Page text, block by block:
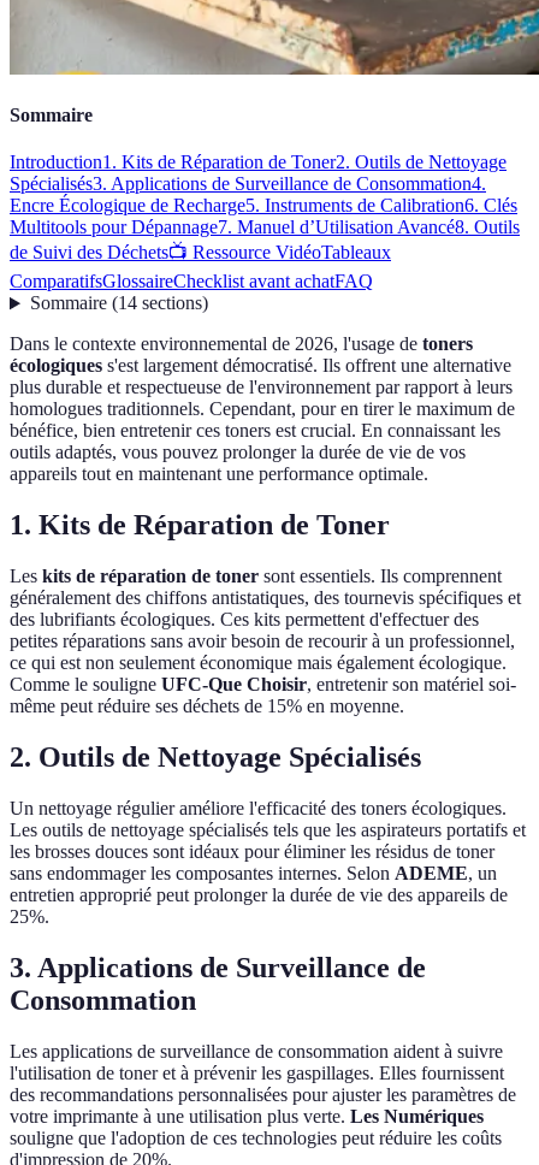
Sommaire
Introduction1. Kits de Réparation de Toner2. Outils de Nettoyage
Spécialisés3. Applications de Surveillance de Consommation4.
Encre Écologique de Recharge5. Instruments de Calibration6. Clés
Multitools pour Dépannage7. Manuel d’Utilisation Avancé8. Outils
de Suivi des Déchets📺 Ressource VidéoTableaux
ComparatifsGlossaireChecklist avant achatFAQ
Sommaire(14 sections)
Dans le contexte environnemental de 2026, l'usage de toners
écologiques s'est largement démocratisé. Ils offrent une alternative
plus durable et respectueuse de l'environnement par rapport à leurs
homologues traditionnels. Cependant, pour en tirer le maximum de
bénéfice, bien entretenir ces toners est crucial. En connaissant les
outils adaptés, vous pouvez prolonger la durée de vie de vos
appareils tout en maintenant une performance optimale.
1. Kits de Réparation de Toner
Les kits de réparation de toner sont essentiels. Ils comprennent
généralement des chiffons antistatiques, des tournevis spécifiques et
des lubrifiants écologiques. Ces kits permettent d'effectuer des
petites réparations sans avoir besoin de recourir à un professionnel,
ce qui est non seulement économique mais également écologique.
Comme le souligne UFC-Que Choisir, entretenir son matériel soi-
même peut réduire ses déchets de 15% en moyenne.
2. Outils de Nettoyage Spécialisés
Un nettoyage régulier améliore l'efficacité des toners écologiques.
Les outils de nettoyage spécialisés tels que les aspirateurs portatifs et
les brosses douces sont idéaux pour éliminer les résidus de toner
sans endommager les composantes internes. Selon ADEME, un
entretien approprié peut prolonger la durée de vie des appareils de
25%.
3. Applications de Surveillance de
Consommation
Les applications de surveillance de consommation aident à suivre
l'utilisation de toner et à prévenir les gaspillages. Elles fournissent
des recommandations personnalisées pour ajuster les paramètres de
votre imprimante à une utilisation plus verte. Les Numériques
souligne que l'adoption de ces technologies peut réduire les coûts
d'impression de 20%.